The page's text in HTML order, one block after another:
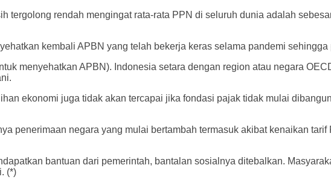
tergolong rendah mengingat rata-rata PPN di seluruh dunia adalah
kembali APBN yang telah bekerja keras selama pandemi
menyehatkan APBN). Indonesia setara dengan region atau negara
ekonomi juga tidak akan tercapai jika fondasi pajak tidak mulai
penerimaan negara yang mulai bertambah termasuk akibat kenaikan
bantuan dari pemerintah, bantalan sosialnya ditebalkan.
(*)